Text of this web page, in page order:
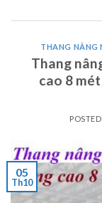
THANG NÂNG
Thang
cao 8
05
Th10